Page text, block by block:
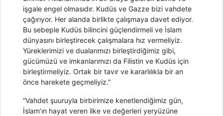
işgale engel olmasıdır. Kudüs ve Gazze bizi vahdete
çağırıyor. Her alanda birlikte çalışmaya davet ediyor.
Bu sebeple Kudüs bilincini güçlendirmeli ve İslam
dünyasını birleştirecek çalışmalara hız vermeliyiz.
Yüreklerimizi ve dualarımızı birleştirdiğimiz gibi,
gücümüzü ve imkanlarımızı da Filistin ve Kudüs için
birleştirmeliyiz. Ortak bir tavır ve kararlılıkla bir an
önce harekete geçmeliyiz.”
“Vahdet şuuruyla birbirimize kenetlendiğimiz gün,
İslam’ın hayat veren ilke ve değerleri yeryüzüne